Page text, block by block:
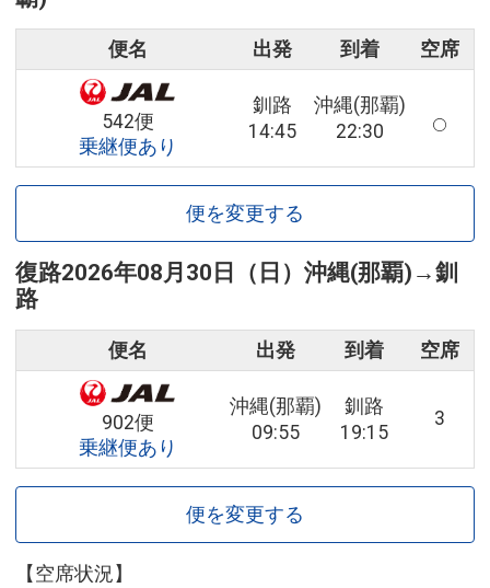
便名 出発 到着 空席
542便
乗継便あり
釧路
14:45
沖縄(那覇)
22:30
便を変更する
復路2026年08月30日（日） 沖縄(那覇) →釧
路
便名 出発 到着 空席
902便
乗継便あり
沖縄(那覇)
09:55
釧路
19:15
3
便を変更する
【空席状況】